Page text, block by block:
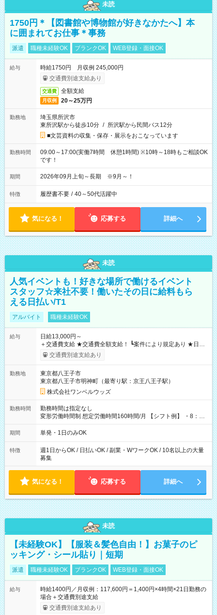
未読
1750円＊【図書館や博物館が好きなかたへ】本
に囲まれてお仕事＊事務
派遣 職種未経験OK ブランクOK WEB登録・面接OK
給与
時給1750円 月収例 245,000円
交通費別途支給あり
交通費 全額支給
月収例 20～25万円
勤務地
埼玉県所沢市
東所沢駅から徒歩10分 / 所沢駅から民間バス12分
■文芸資料の収集・保存・展示をおこなっています
勤務時間
09:00～17:00(実働7時間 休憩1時間) ※10時～18時もご相談OK
です！
期間 2026年09月上旬～長期 ※9月～！
特徴 履歴書不要 / 40～50代活躍中
気になる！ 応募する 詳細へ
未読
人気イベントも！好きな場所で働けるイベント
スタッフ☆来社不要！働いたその日に給料もら
える日払い/T1
アルバイト 職種未経験OK
給与
日給13,000円～
＋交通費支給 ★交通費全額支給！ ┗案件により規定あり ★日払
いOK！（規定あり） ┗働いたその日に現金GET♪ お仕事後はコ
ンビニATMから 日払い分を引き落とせます！ 【試用期間】試
交通費別途支給あり
勤務地
東京都八王子市
東京都八王子市明神町（最寄り駅：京王八王子駅）
株式会社ワンベルウッズ
勤務時間
勤務時間は指定なし
変形労働時間制 想定労働時間160時間/月 【シフト例】 ・8：00
～21：00
期間 単発・1日のみOK
特徴
週1日からOK / 日払いOK / 副業・WワークOK / 10名以上の大量
募集
気になる！ 応募する 詳細へ
未読
【未経験OK】【服装＆髪色自由！】お菓子のピ
ッキング・シール貼り｜短期
派遣 職種未経験OK ブランクOK WEB登録・面接OK
給与
時給1400円／月収例：117,600円＝1,400円×4時間×21日勤務の
場合＋交通費別途支給
交通費別途支給あり